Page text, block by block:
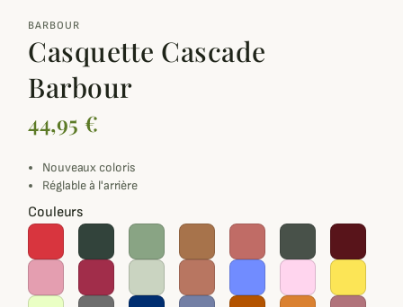
BARBOUR
Casquette Cascade
Barbour
44,95 €
Nouveaux coloris
Réglable à l'arrière
Couleurs